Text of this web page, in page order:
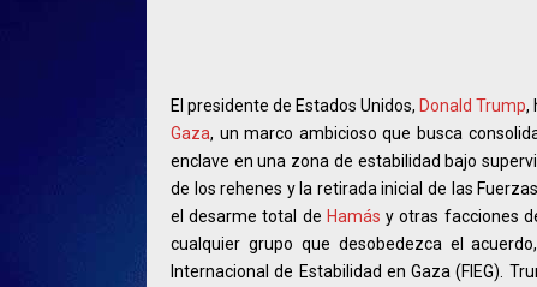
El presidente de Estados Unidos, Donald Trump,
Gaza, un marco ambicioso que busca
enclave en una zona de estabilidad bajo
de los rehenes y la retirada inicial de las
el desarme total de Hamás y otras facciones
cualquier grupo que desobedezca el
Internacional de Estabilidad en Gaza (FIEG).